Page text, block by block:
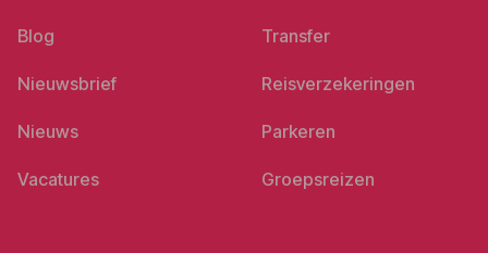
Blog
Nieuwsbrief
Nieuws
Vacatures
Transfer
Reisverzekeringen
Parkeren
Groepsreizen